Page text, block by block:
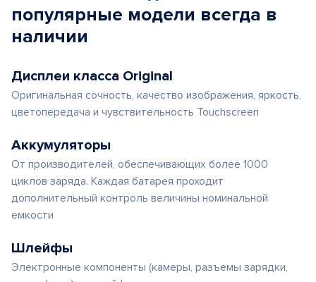
популярные модели всегда в
наличии
Дисплеи класса Original
Оригинальная сочность, качество изображения, яркость,
цветопередача и чувствительность Touchscreen
Аккумуляторы
От производителей, обеспечивающих более 1000
циклов заряда. Каждая батарея проходит
дополнительный контроль величины номинальной
емкости
Шлейфы
Электронные компоненты (камеры, разъемы зарядки,